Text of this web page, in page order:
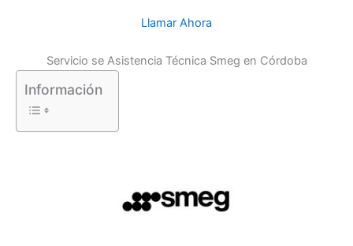
Llamar Ahora
Servicio se Asistencia Técnica Smeg en Córdoba
Información